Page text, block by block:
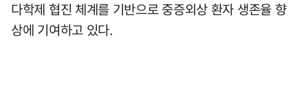
다학제 협진 체계를 기반으로 중증외상 환자 생존율 향
상에 기여하고 있다.